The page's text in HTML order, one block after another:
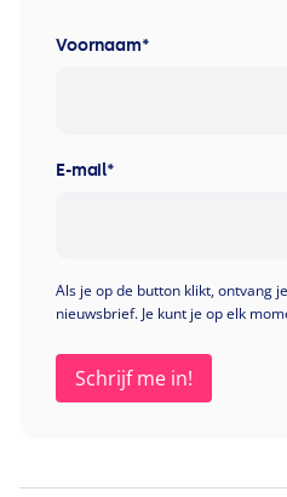
Voornaam*
E-mail*
Als je op de button klikt, ontvang
nieuwsbrief. Je kunt je op elk